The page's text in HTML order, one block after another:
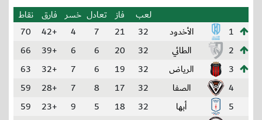
لعب فاز تعادل خسر فارق نقاط
1
الأخدود 32
21
7
4
+42
70
2
الطائي 32
20
6
6
+39
66
3
الرياض 32
19
6
7
+32
63
4
الصفا 32
17
8
7
+28
59
5
أبها 32
18
5
9
+23
59